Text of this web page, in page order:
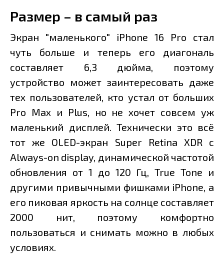
Размер – в самый раз
Экран "маленького" iPhone 16 Pro стал
чуть больше и теперь его диагональ
составляет 6,3 дюйма, поэтому
устройство может заинтересовать даже
тех пользователей, кто устал от больших
Pro Max и Plus, но не хочет совсем уж
маленький дисплей. Технически это всё
тот же OLED-экран Super Retina XDR с
Always-on display, динамической частотой
обновления от 1 до 120 Гц, True Tone и
другими привычными фишками iPhone, а
его пиковая яркость на солнце составляет
2000 нит, поэтому комфортно
пользоваться и снимать можно в любых
условиях.